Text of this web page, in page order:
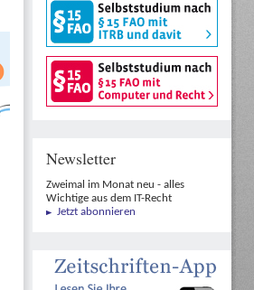
Newsletter
Zweimal im Monat neu - alles
Wichtige aus dem IT-Recht
Jetzt abonnieren